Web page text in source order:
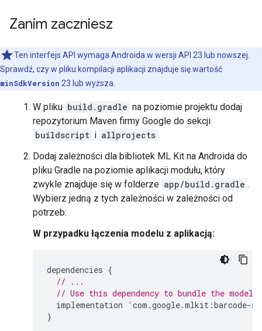
Zanim zaczniesz
Ten interfejs API wymaga Androida w wersji API 23 lub nowszej.
Sprawdź, czy w pliku kompilacji aplikacji znajduje się wartość
minSdkVersion 23 lub wyższa.
W pliku build.gradle na poziomie projektu dodaj
repozytorium Maven firmy Google do sekcji
buildscript i allprojects .
Dodaj zależności dla bibliotek ML Kit na Androida do
pliku Gradle na poziomie aplikacji modułu, który
zwykle znajduje się w folderze app/build.gradle .
Wybierz jedną z tych zależności w zależności od
potrzeb:
W przypadku łączenia modelu z aplikacją:
dependencies {
// ...
// Use this dependency to bundle the model
implementation
' com .google.mlkit :barcode-
}